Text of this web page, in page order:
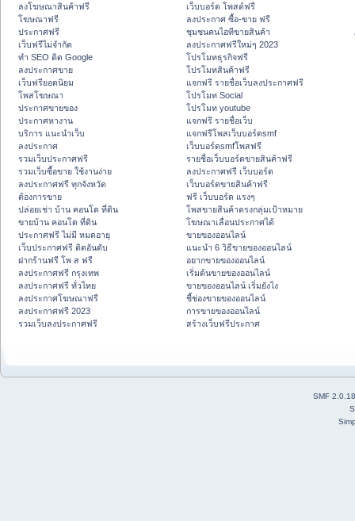
ลงโฆษณาสินค้าฟรี
โฆษณาฟรี
ประกาศฟรี
เว็บฟรีไม่จำกัด
ทำ SEO ติด Google
ลงประกาศขาย
เว็บฟรียอดนิยม
โพสโฆษณา
ประกาศขายของ
ประกาศหางาน
บริการ แนะนำเว็บ
ลงประกาศ
รวมเว็บประกาศฟรี
รวมเว็บซื้อขาย ใช้งานง่าย
ลงประกาศฟรี ทุกจังหวัด
ต้องการขาย
ปล่อยเช่า บ้าน คอนโด ที่ดิน
ขายบ้าน คอนโด ที่ดิน
ประกาศฟรี ไม่มี หมดอายุ
เว็บประกาศฟรี ติดอันดับ
ฝากร้านฟรี โพ ส ฟรี
ลงประกาศฟรี กรุงเทพ
ลงประกาศฟรี ทั่วไทย
ลงประกาศโฆษณาฟรี
ลงประกาศฟรี 2023
รวมเว็บลงประกาศฟรี
เว็บบอร์ด โพสต์ฟรี
ลงประกาศ ซื้อ-ขาย ฟรี
ชุมชนคนไอทีขายสินค้า
ลงประกาศฟรีใหม่ๆ 2023
โปรโมทธุรกิจฟรี
โปรโมทสินค้าฟรี
แจกฟรี รายชื่อเว็บลงประกาศฟรี
โปรโมท Social
โปรโมท youtube
แจกฟรี รายชื่อเว็บ
แจกฟรีโพสเว็บบอร์ดsmf
เว็บบอร์ดsmfโพสฟรี
รายชื่อเว็บบอร์ดขายสินค้าฟรี
ลงประกาศฟรี เว็บบอร์ด
เว็บบอร์ดขายสินค้าฟรี
ฟรี เว็บบอร์ด แรงๆ
โพสขายสินค้าตรงกลุ่มเป้าหมาย
โฆษณาเลื่อนประกาศได้
ขายของออนไลน์
แนะนำ 6 วิธีขายของออนไลน์
อยากขายของออนไลน์
เริ่มต้นขายของออนไลน์
ขายของออนไลน์ เริ่มยังไง
ชี้ช่องขายของออนไลน์
การขายของออนไลน์
สร้างเว็บฟรีประกาศ
SMF 2.0.18